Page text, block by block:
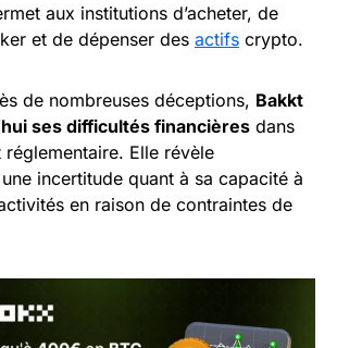
aux institutions d’acheter, de
et de dépenser des actifs crypto.
de nombreuses déceptions, Bakkt
ses difficultés financières dans
Elle révèle
incertitude quant à sa capacité à
en raison de contraintes de